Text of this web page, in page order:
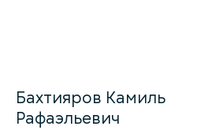
Бахтияров Камиль
Рафаэльевич